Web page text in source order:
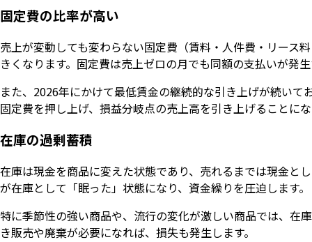
固定費の比率が高い
売上が変動しても変わらない固定費（賃料・人件費・リース
きくなります。固定費は売上ゼロの月でも同額の支払いが発
また、2026年にかけて最低賃金の継続的な引き上げが続い
固定費を押し上げ、損益分岐点の売上高を引き上げることに
在庫の過剰蓄積
在庫は現金を商品に変えた状態であり、売れるまでは現金と
が在庫として「眠った」状態になり、資金繰りを圧迫します。
特に季節性の強い商品や、流行の変化が激しい商品では、在
き販売や廃棄が必要になれば、損失も発生します。